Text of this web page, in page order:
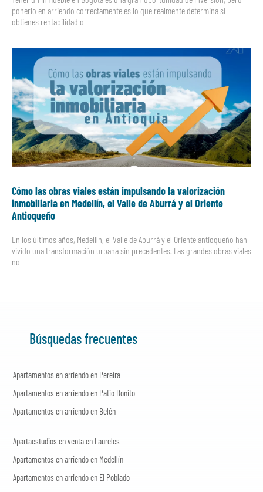
ponerlo en arriendo correctamente es lo que realmente determina si
obtienes rentabilidad o
Cómo las obras viales están impulsando la valorización
inmobiliaria en Medellín, el Valle de Aburrá y el Oriente
Antioqueño
En los últimos años, Medellín, el Valle de Aburrá y el Oriente antioqueño han
vivido una transformación urbana sin precedentes. Las grandes obras viales
no
Búsquedas frecuentes
Apartamentos en arriendo en Pereira
Apartamentos en arriendo en Patio Bonito
Apartamentos en arriendo en Belén
Apartaestudios en venta en Laureles
Apartamentos en arriendo en Medellín
Apartamentos en arriendo en El Poblado